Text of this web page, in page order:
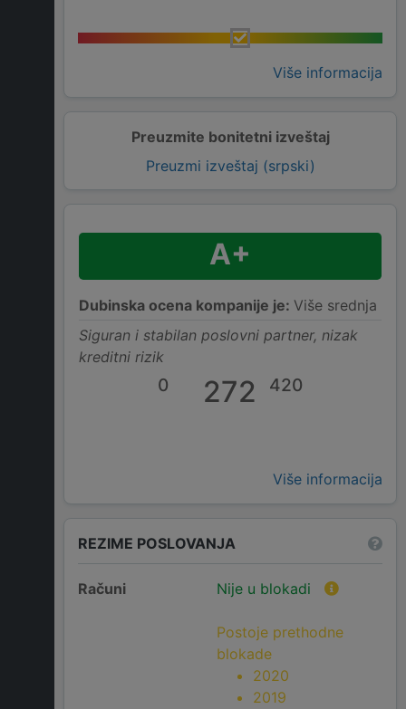
Više informacija
Preuzmite bonitetni izveštaj
Preuzmi izveštaj (srpski)
A+
Dubinska ocena kompanije je: Više srednja
Siguran i stabilan poslovni partner, nizak
kreditni rizik
0 272 420
Više informacija
REZIME POSLOVANJA
Računi Nije u blokadi
Postoje prethodne
blokade
2020
2019